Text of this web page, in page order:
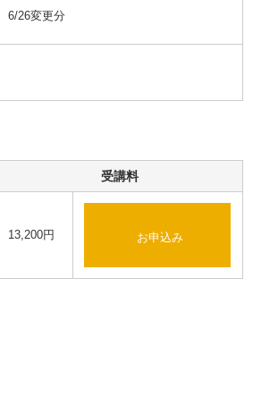
6/26変更分
受講料
13,200円 お申込み